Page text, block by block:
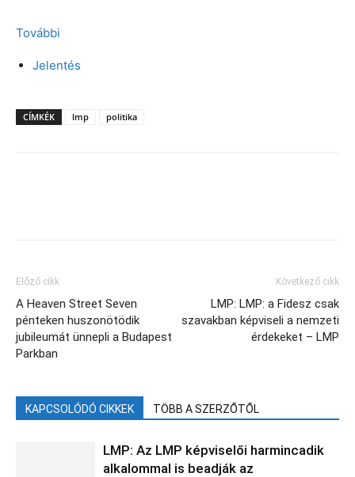
További
Jelentés
CÍMKÉK lmp politika
Előző cikk
A Heaven Street Seven
pénteken huszonötödik
jubileumát ünnepli a Budapest
Parkban
Következő cikk
LMP: LMP: a Fidesz csak
szavakban képviseli a nemzeti
érdekeket – LMP
KAPCSOLÓDÓ CIKKEK TÖBB A SZERZŐTŐL
LMP: Az LMP képviselői harmincadik
alkalommal is beadják az